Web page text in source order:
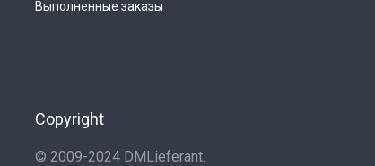
Выполненные заказы
Copyright
© 2009-2024 DMLieferant.